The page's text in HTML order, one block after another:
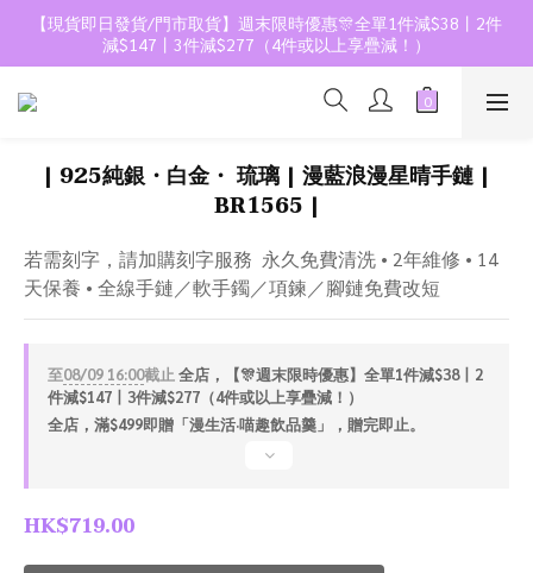
【現貨即日發貨/門市取貨】週末限時優惠🎊全單1件減$38丨2件
減$147丨3件減$277（4件或以上享疊減！）
| 925純銀・白金・ 琉璃 | 漫藍浪漫星晴手鏈 |
BR1565 |
若需刻字，請加購刻字服務  永久免費清洗 • 2年維修 • 14
天保養 • 全線手鏈／軟手鐲／項鍊／腳鏈免費改短
至08/09 16:00截止 全店，【🎊週末限時優惠】全單1件減$38丨2
件減$147丨3件減$277（4件或以上享疊減！）
全店，滿$499即贈「漫生活·喵趣飲品羹」，贈完即止。
HK$719.00